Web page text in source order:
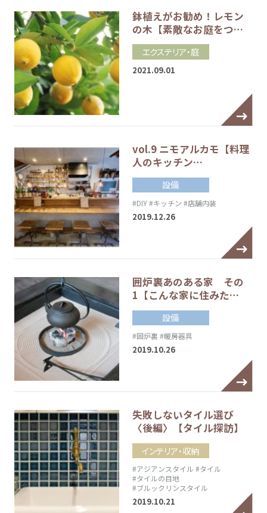
鉢植えがお勧め！レモン
の木【素敵なお庭をつ…
エクステリア・庭
2021.09.01
vol.9 ニモアルカモ【料理
人のキッチン…
設備
#DIY#キッチン #店舗内装
2019.12.26
囲炉裏あのある家 その
1【こんな家に住みた…
設備
#囲炉裏 #暖房器具
2019.10.26
失敗しないタイル選び
〈後編〉【タイル探訪】
インテリア・収納
#アジアンスタイル #タイル
#タイルの目地
#ブルックリンスタイル
2019.10.21